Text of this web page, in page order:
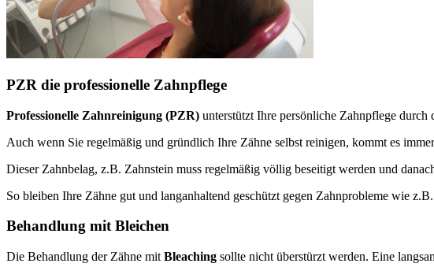
PZR die professionelle Zahnpflege
Professionelle Zahnreinigung (PZR) unterstützt Ihre persönliche Zahnpflege
Auch wenn Sie regelmäßig und gründlich Ihre Zähne selbst reinigen, kommt es
Dieser Zahnbelag, z.B. Zahnstein muss regelmäßig völlig beseitigt werden und
So bleiben Ihre Zähne gut und langanhaltend geschützt gegen Zahnprobleme wie
Behandlung mit Bleichen
Die Behandlung der Zähne mit Bleaching sollte nicht überstürzt werden. Eine